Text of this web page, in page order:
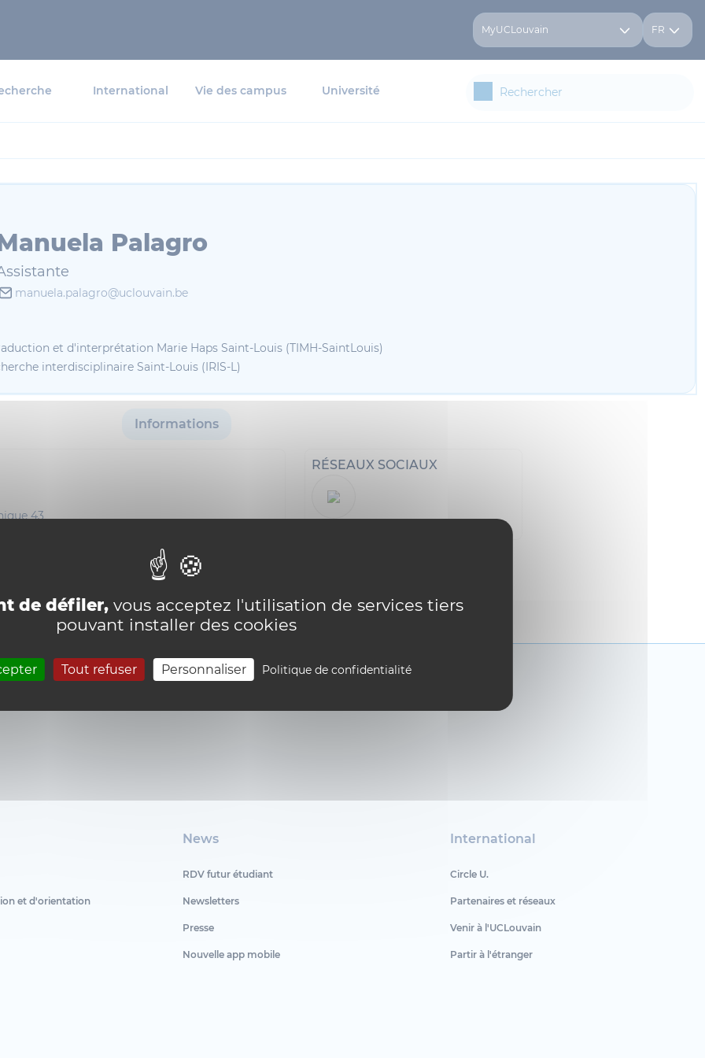
de défiler, vous acceptez l'utilisation de services tiers
pouvant installer des cookies
Tout refuser Personnaliser Politique de confidentialité
MyUCLouvain FR
International Vie des campus Université
Palagro
manuela.palagro@uclouvain.be
et d'interprétation Marie Haps Saint-Louis (TIMH-SaintLouis)
interdisciplinaire Saint-Louis (IRIS-L)
Informations
43
RÉSEAUX SOCIAUX
et d'orientation
News
RDV futur étudiant
Newsletters
Presse
Nouvelle app mobile
International
Circle U.
Partenaires et réseaux
Venir à l'UCLouvain
Partir à l'étranger